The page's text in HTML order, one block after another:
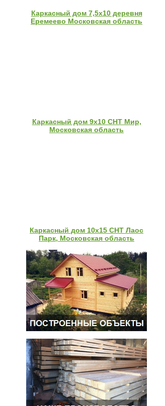
Каркасный дом 7,5х10 деревня
Еремеево Московская область
Каркасный дом 9х10 СНТ Мир,
Московская область
Каркасный дом 10х15 СНТ Лаос
Парк, Московская область